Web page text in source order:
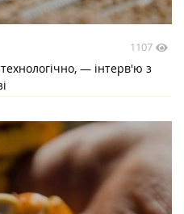
1107
— інтерв'ю з